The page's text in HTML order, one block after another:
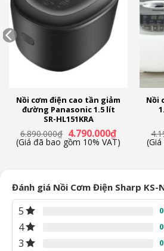
Tính năng khác
Có van thoát hơi
Thông Số Kỹ Thuật
Kích thước (RxSxC) (mm)
Trọng lượng
Chất liệu
Điện áp
220V- 50hz
Công suất
700W
Nồi cơm điện cao tần giảm
đường Panasonic 1.5 lít
SR-HL151KRA
6.890.000₫ Giá
gốc
là:
4.790.000₫Giá
hiện
tại
(Giá đã bao gồm 10% VAT)
Nồi
Đánh giá Nồi Cơm Điện Sharp KS-
5
4
3